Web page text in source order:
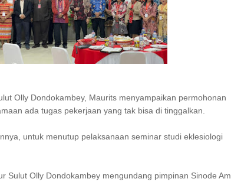
Olly Dondokambey, Maurits menyampaikan permohonan
ada tugas pekerjaan yang tak bisa di tinggalkan.
untuk menutup pelaksanaan seminar studi eklesiologi
Sulut Olly Dondokambey mengundang pimpinan Sinode Am